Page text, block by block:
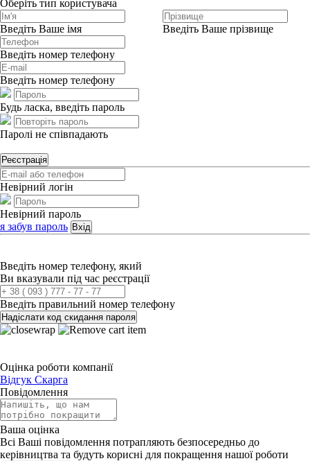
Оберіть тип користувача
Введіть Ваше імя Введіть Ваше прізвище
Введіть номер телефону
Введіть номер телефону
Будь ласка, введіть пароль
Паролі не співпадають
Реєстрація
Невірний логін
Невірний пароль
я забув пароль Вхід
Введіть номер телефону, який
Ви вказували під час реєстрації
Введіть правильний номер телефону
Надіслати код скидання пароля
Оцінка роботи компанії
Відгук Скарга
Повідомлення
Ваша оцінка
Всі Ваші повідомлення потрапляють безпосередньо до
керівництва та будуть корисні для покращення нашої роботи